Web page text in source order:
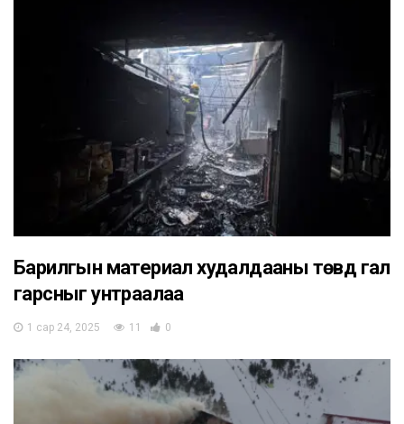
Барилгын материал худалдааны төвд гал
гарсныг унтраалаа
1 сар 24, 2025 11 0